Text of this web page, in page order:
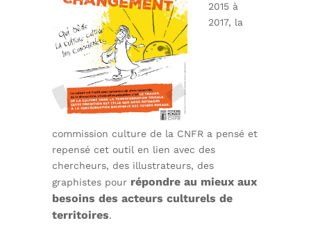
2015 à
2017, la
commission culture de la CNFR a pensé et
repensé cet outil en lien avec des
chercheurs, des illustrateurs, des
graphistes pour répondre au mieux aux
besoins des acteurs culturels de
territoires.